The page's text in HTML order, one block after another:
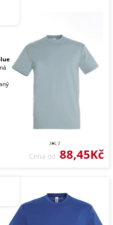
Cena od 88,45Kč